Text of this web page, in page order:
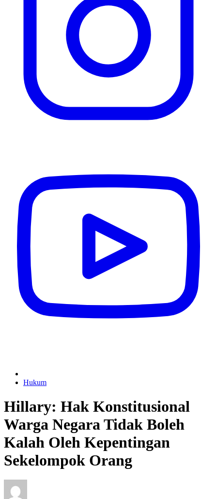
Hukum
Hillary: Hak Konstitusional
Warga Negara Tidak Boleh
Kalah Oleh Kepentingan
Sekelompok Orang